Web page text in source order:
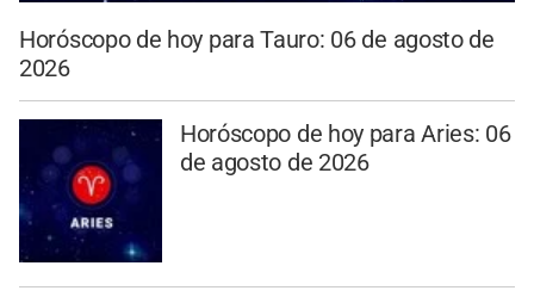
Horóscopo de hoy para Tauro: 06 de agosto de
2026
Horóscopo de hoy para Aries: 06
de agosto de 2026